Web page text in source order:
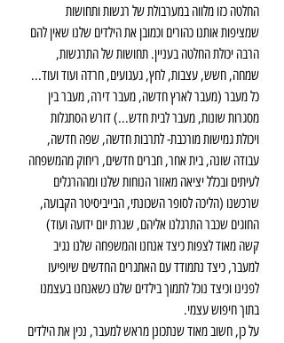
החלטה כזו מלווה במערבולת של רגשות ותחושות
שמציפות אותנו כהורים וכמובן את הילדים שלנו שאין להם
הרבה יכולת החלטה בעניין. תחושות של התרגשות,
שמחה, חשש, עצבות, לחץ, געגועים, חרדה ועוד ועוד...
כל מעבר (מעבר לארץ חדשה, מעבר דירה, מעבר בין
מסגרות שונות, מעבר לבית חדש...) דורש הסתגלות
ויכולת גמישות מורכבת- לתרבות חדשה, שפה חדשה,
עבודה שונה, בית אחר, חברים חדשים, ריחוק מהמשפחה
לעיתים ובכלל יציאה מאזור הנוחות שלנו ומההרגלים
שרכשנו (הליכה לסופר השכונתי, הבייביסיטר הקבועה,
החוגים שכבר התרגלנו אליהם, שגרת יום ידועה ועוד)
קשה מאוד לצפות כיצד אנחנו והמשפחה שלנו נגיב
למעבר, כיצד נתמודד עם האתגרים החדשים שיופיעו
לפנינו וכיצד נוכל לתמוך בילדים שלנו כשאנחנו בעצמנו
בתוך חיפוש עצמי.
על כן, חשוב מאוד שנתכונן מראש למעבר, נכין את הילדים